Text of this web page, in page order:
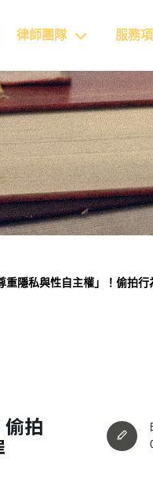
律師團隊 服務
重隱私與性自主權」！偷拍
偷拍